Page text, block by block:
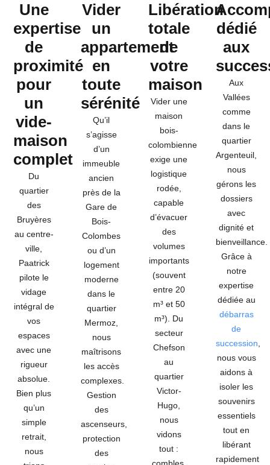
Une
expertise
de
proximité
pour
un
vide-
maison
complet
Du
quartier
des
Bruyères
au centre-
ville,
Paatrick
pilote le
vidage
intégral de
vos
espaces
avec une
rigueur
absolue.
Bien plus
qu’un
simple
retrait,
nous
Vider
un
appartement
en
toute
sérénité
Qu’il
s’agisse
d’un
immeuble
ancien
près de la
Gare de
Bois-
Colombes
ou d’un
logement
moderne
dans le
quartier
Mermoz,
nous
maîtrisons
les accès
complexes.
Gestion
des
ascenseurs,
protection
des
Libération
totale
de
votre
maison
Vider une
maison
bois-
colombienne
exige une
logistique
rodée,
capable
d’évacuer
des
volumes
importants
(souvent
entre 20
m³ et 50
m³). Du
secteur
Chefson
au
quartier
Victor-
Hugo,
nous
vidons
tout :
dédié
aux
Aux
Vallées
comme
dans le
quartier
Argenteuil,
nous
gérons les
dossiers
avec
dignité et
bienveillance.
Grâce à
notre
expertise
dédiée au
débarras
de
succession
nous vous
aidons à
isoler les
souvenirs
essentiels
tout en
libérant
rapidement